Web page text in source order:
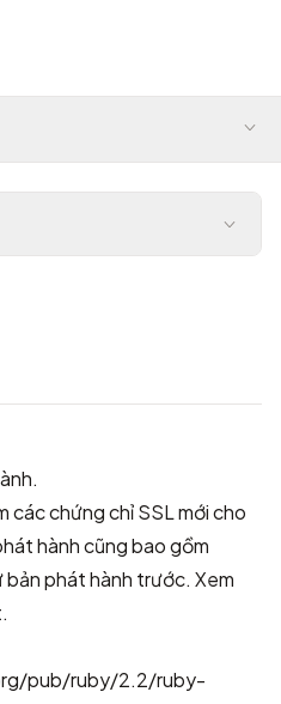
các chứng chỉ SSL mới cho
hành cũng bao gồm
phát hành trước. Xem
pub/ruby/2.2/ruby-